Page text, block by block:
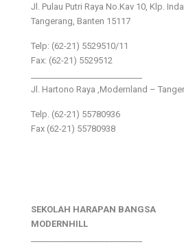
Jl. Pulau Putri Raya No.Kav 10, Klp.
Tangerang, Banten 15117
Telp: (62-21) 5529510/11
Fax: (62-21) 5529512
Jl. Hartono Raya ,Modernland –
Telp. (62-21) 55780936
Fax (62-21) 55780938
SEKOLAH HARAPAN BANGSA
MODERNHILL